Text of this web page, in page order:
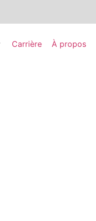
Carrière À propos